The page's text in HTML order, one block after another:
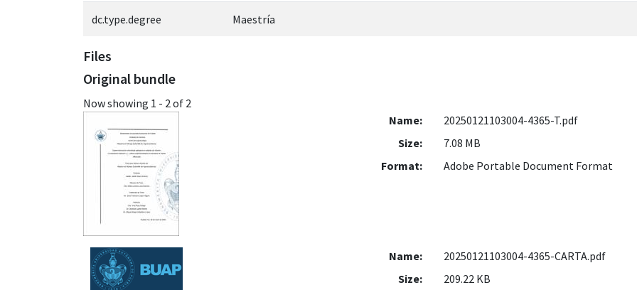
dc.type.degree Maestría
Files
Original bundle
Now showing 1 - 2 of 2
Name:
20250121103004-4365-T.pdf
Size:
7.08 MB
Format:
Adobe Portable Document Format
Name:
20250121103004-4365-CARTA.pdf
Size:
209.22 KB